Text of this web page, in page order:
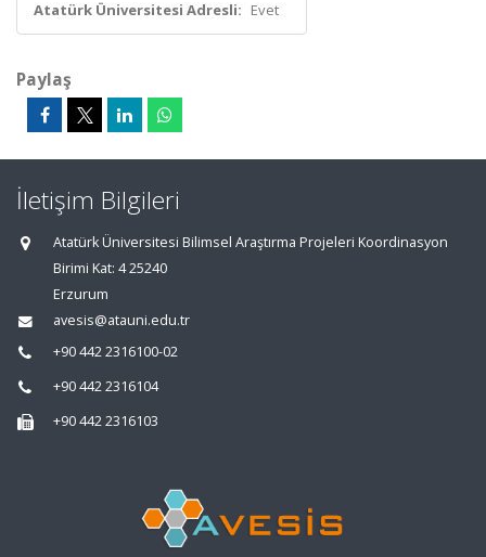
Atatürk Üniversitesi Adresli: Evet
Paylaş
İletişim Bilgileri
Atatürk Üniversitesi Bilimsel Araştırma Projeleri Koordinasyon
Birimi Kat: 4 25240
Erzurum
avesis@atauni.edu.tr
+90 442 2316100-02
+90 442 2316104
+90 442 2316103